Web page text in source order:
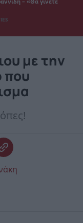
– «Θα γίνετε
με την
που